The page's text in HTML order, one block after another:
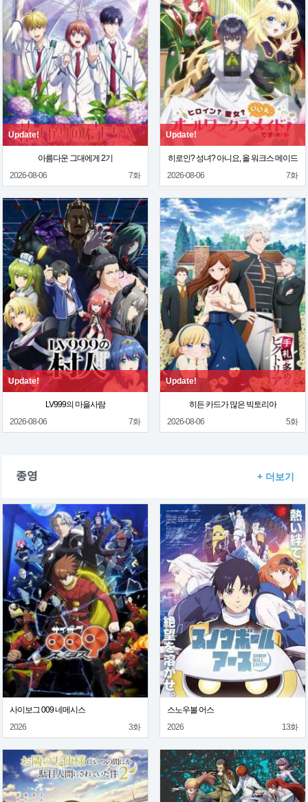
Update!
아름다운 그대에게 2기
2026-08-06
7화
Update!
히로인? 성녀? 아니요, 올 워크스 메이드
2026-08-06 7화
Update!
LV999의 마을사람
2026-08-06
7화
Update!
히든 카드가 많은 빅토리아
2026-08-06
5화
+ 더보기
종영
사이보그 009 네메시스
2026
3화
스노우볼 어스
2026
13화